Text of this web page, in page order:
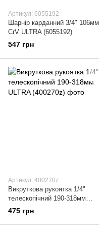
Артикул: 6055192
Шарнір карданний 3/4" 106мм
CrV ULTRA (6055192)
547 грн
Артикул: 400270z
Викруткова рукоятка 1/4"
телескопічний 190-318мм
ULTRA (400270z)
475 грн